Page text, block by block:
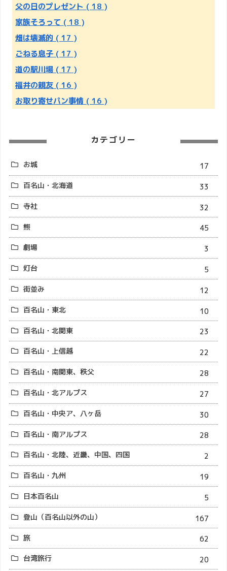
父の日のプレゼント ( 18 )
家族そろって ( 18 )
畑は壊滅的 ( 17 )
ごねる息子 ( 17 )
道の駅川場 ( 17 )
福井の親友 ( 16 )
お取り寄せパン事情 ( 16 )
カテゴリー
お城
17
百名山・北海道
33
寺社
32
熊
45
劇場
3
灯台
5
街並み
12
百名山・東北
10
百名山・北関東
23
百名山・上信越
22
百名山・南関東、秩父
28
百名山・北アルプス
27
百名山・中央ア、八ヶ岳
30
百名山・南アルプス
28
百名山・北陸、近畿、中国、四国
2
百名山・九州
19
日本百名山
5
登山（百名山以外の山）
167
旅
62
台湾旅行
20